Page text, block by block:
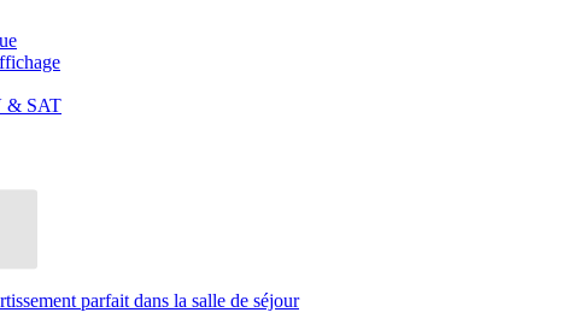
& SAT
parfait dans la salle de séjour